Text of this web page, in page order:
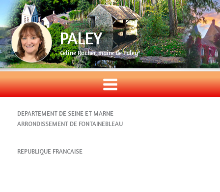
contenu
PALEY
Celine Rocher, maire de Paley
DEPARTEMENT DE SEINE ET MARNE
ARRONDISSEMENT DE FONTAINEBLEAU
REPUBLIQUE FRANCAISE